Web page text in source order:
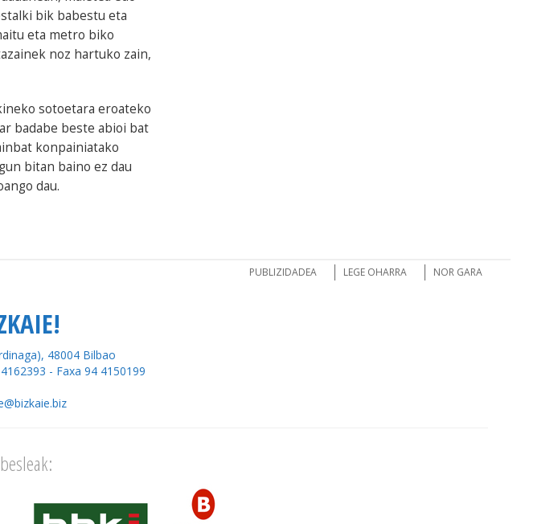
bik babestu eta
eta metro biko
noz hartuko zain,
sotoetara eroateko
badabe beste abioi bat
konpainiatako
bitan baino ez dau
dau.
NOR GARA
LEGE OHARRA
PUBLIZIDADEA
48004 Bilbao
- Faxa 94 4150199